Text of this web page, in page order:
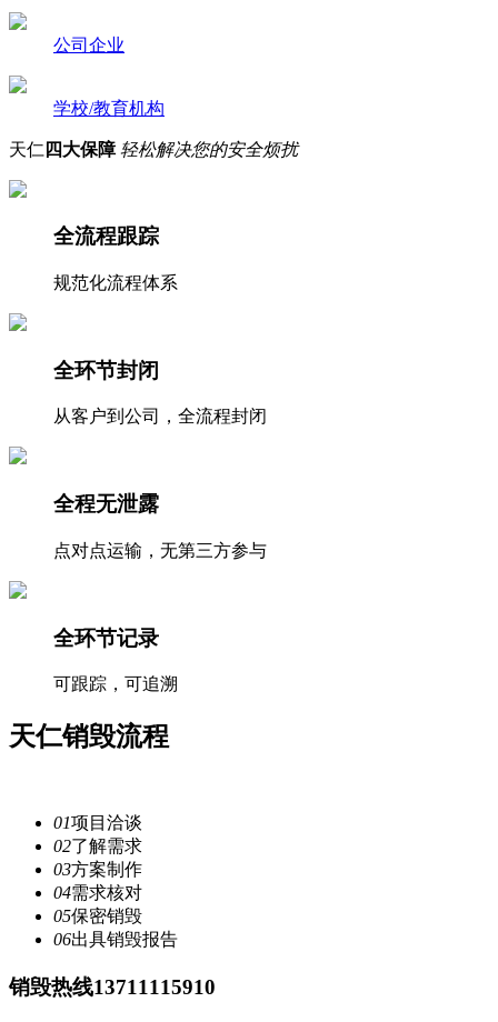
公司企业
学校/教育机构
天仁 四大保障 轻松解决您的安全烦扰
全流程跟踪
规范化流程体系
全环节封闭
从客户到公司，全流程封闭
全程无泄露
点对点运输，无第三方参与
全环节记录
可跟踪，可追溯
天仁销毁流程
01项目洽谈
02了解需求
03方案制作
04需求核对
05保密销毁
06出具销毁报告
销毁热线13711115910